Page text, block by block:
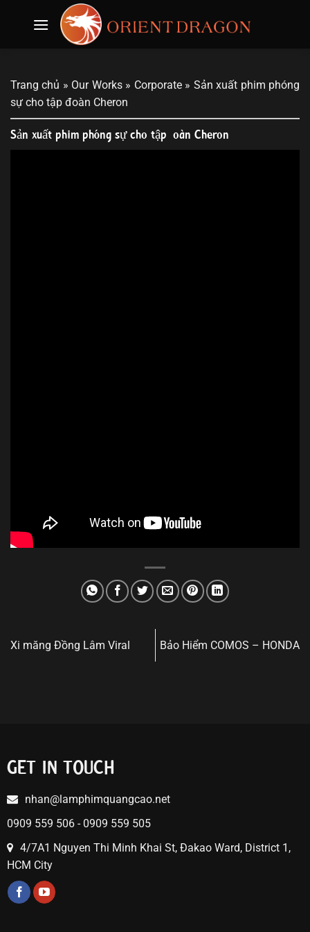
Trang chủ » Our Works» Corporate» Sản xuất phim phóng
sự cho tập đoàn Cheron
Sản xuất phim phóng sự cho tập đoàn Cheron
Xi măng Đồng Lâm Viral Bảo Hiểm COMOS – HONDA
GET IN TOUCH
nhan@lamphimquangcao.net
0909 559 506 - 0909 559 505
4/7A1 Nguyen Thi Minh Khai St, Đakao Ward, District 1,
HCM City